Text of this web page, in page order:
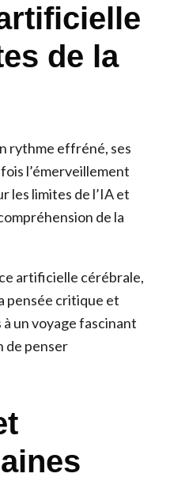
de la
rythme effréné, ses
l’émerveillement
les limites de l’IA et
de la
artificielle cérébrale,
pensée critique et
un voyage fascinant
de penser